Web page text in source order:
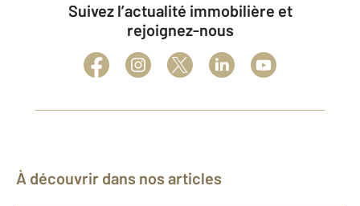
Suivez l’actualité immobilière et
rejoignez-nous
À découvrir dans nos articles